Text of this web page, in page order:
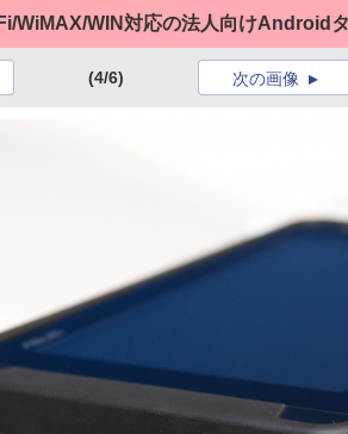
WiMAX/WIN対応の法人向けAndroid
(4/6) 次の画像